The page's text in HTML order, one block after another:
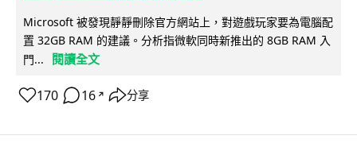
Microsoft 被發現靜靜刪除官方網站上，對遊戲玩家要為電腦配
置 32GB RAM 的建議。分析指微軟同時新推出的 8GB RAM 入
門...
閱讀全文
170 16 ↗ 分享